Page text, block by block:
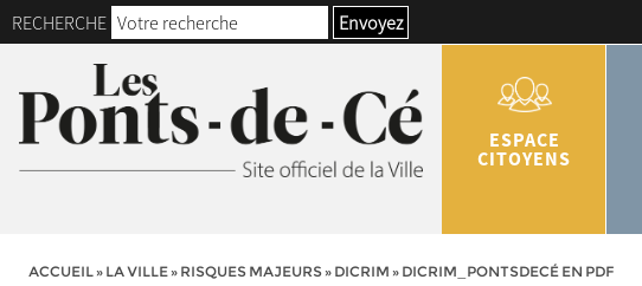
RECHERCHE Envoyez
ESPACE
CITOYENS
ACCUEIL» LA VILLE» RISQUES MAJEURS» DICRIM » DICRIM_PONTSDECÉ EN PDF